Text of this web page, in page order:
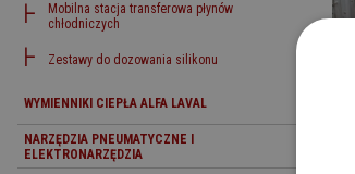
Mobilna stacja transferowa płynów
chłodniczych
Zestawy do dozowania silikonu
WYMIENNIKI CIEPŁA ALFA LAVAL
NARZĘDZIA PNEUMATYCZNE I
ELEKTRONARZĘDZIA